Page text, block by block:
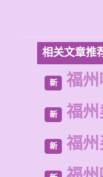
相关文章推
新 福
新 福
新 福